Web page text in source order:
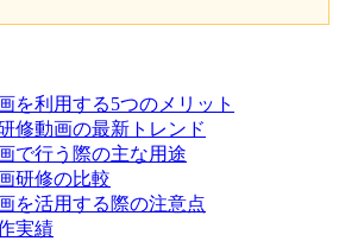
を利用する5つのメリット
修動画の最新トレンド
で行う際の主な用途
研修の比較
を活用する際の注意点
実績